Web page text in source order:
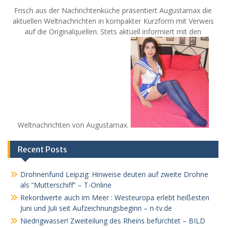
Frisch aus der Nachrichtenküche präsentiert Augustamax die
aktuellen Weltnachrichten in kompakter Kurzform mit Verweis
auf die Originalquellen. Stets aktuell informiert mit den
Weltnachrichten von Augustamax.
Recent Posts
Drohnenfund Leipzig: Hinweise deuten auf zweite Drohne
als “Mutterschiff” – T-Online
Rekordwerte auch im Meer : Westeuropa erlebt heißesten
Juni und Juli seit Aufzeichnungsbeginn – n-tv.de
Niedrigwasser! Zweiteilung des Rheins befürchtet – BILD